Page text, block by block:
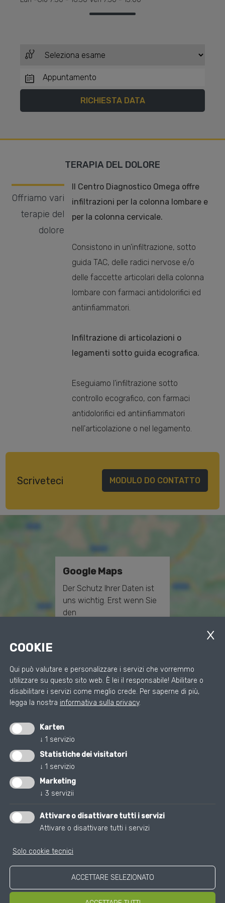
TERAPIA DEL DOLORE
Offriamo vari
terapie del
dolore
Il Centro Diagnostico Omega offre
infiltrazioni per la colonna lombare e
per la colonna cervicale.
Consistono in un'infiltrazione, sotto
guida TAC, delle radici nervose e/o
delle faccette articolari della colonna
lombare con farmaci antidolorifici ed
antiinfiammatori.
Infiltrazione di articolazioni o
legamenti sotto guida ecografica.
Eseguiamo l'infiltrazione sotto
controllo ecografico, con farmaci
antidolorifici ed antiinfiammatori
nell'articolazione o nel legamento.
Scriveteci MODULO DO CONTATTO
Google Maps
Der Schutz Ihrer Daten ist
uns wichtig. Erst wenn Sie
den
zu laden.
ZU DEN
PRIVACYEINSTELLUNGEN
CENTRO DIAGNOSTICO OMEGA
+39 0471 086060
info@omegamed.it
Orario: Lunedi a Giovedi 7:30 - 16:30 Venerdì 7:30
- 13:00
Pagina iniziale Impressum
COOKIE
Qui può valutare e personalizzare i servizi che vorremmo
utilizzare su questo sito web. È lei il responsabile! Abilitare o
disabilitare i servizi come meglio crede. Per saperne di più,
legga la nostra informativa sulla privacy.
Karten
↓ 1 servizio
Statistiche dei visitatori
↓ 1 servizio
Marketing
↓ 3 servizii
Attivare o disattivare tutti i servizi
Attivare o disattivare tutti i servizi
Solo cookie tecnici
ACCETTARE SELEZIONATO